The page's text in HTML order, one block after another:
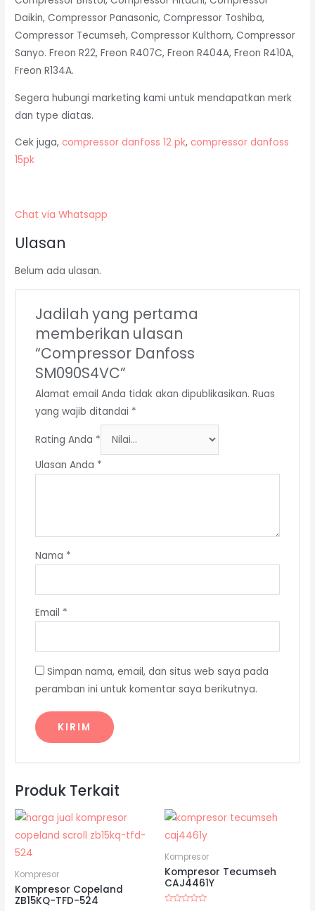
Daikin, Compressor Panasonic, Compressor Toshiba,
Compressor Tecumseh, Compressor Kulthorn, Compressor
Sanyo. Freon R22, Freon R407C, Freon R404A, Freon R410A,
Freon R134A.
Segera hubungi marketing kami untuk mendapatkan merk
dan type diatas.
Cek juga, compressor danfoss 12 pk, compressor danfoss
15pk
Chat via Whatsapp
Ulasan
Belum ada ulasan.
Jadilah yang pertama
memberikan ulasan
“Compressor Danfoss
SM090S4VC”
Alamat email Anda tidak akan dipublikasikan. Ruas
yang wajib ditandai *
Rating Anda *
Ulasan Anda *
Nama *
Email *
Simpan nama, email, dan situs web saya pada
peramban ini untuk komentar saya berikutnya.
Produk Terkait
Kompresor
Kompresor Copeland
ZB15KQ-TFD-524
Kompresor
Kompresor Tecumseh
CAJ4461Y